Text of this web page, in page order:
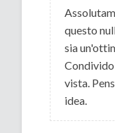
questo
sia
vista.
idea.